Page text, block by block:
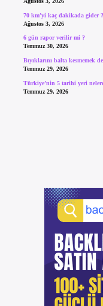
70 km’yi kaç dakikada gider ?
Ağustos 3, 2026
6 gün rapor verilir mi ?
Temmuz 30, 2026
Bıyıklarını balta kesmemek
Temmuz 29, 2026
Türkiye’nin 5 tarihi yeri
Temmuz 29, 2026